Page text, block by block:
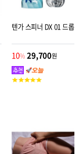
텐가 스피너 DX 01 드롭
10% 29,700원
고